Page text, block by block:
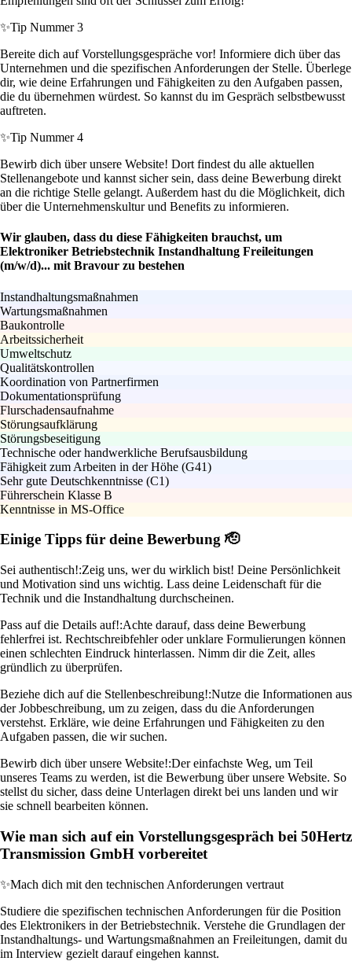
✨Tip Nummer 3
Bereite dich auf Vorstellungsgespräche vor! Informiere dich über das
Unternehmen und die spezifischen Anforderungen der Stelle. Überlege
dir, wie deine Erfahrungen und Fähigkeiten zu den Aufgaben passen,
die du übernehmen würdest. So kannst du im Gespräch selbstbewusst
auftreten.
✨Tip Nummer 4
Bewirb dich über unsere Website! Dort findest du alle aktuellen
Stellenangebote und kannst sicher sein, dass deine Bewerbung direkt
an die richtige Stelle gelangt. Außerdem hast du die Möglichkeit, dich
über die Unternehmenskultur und Benefits zu informieren.
Wir glauben, dass du diese Fähigkeiten brauchst, um
Elektroniker Betriebstechnik Instandhaltung Freileitungen
(m/w/d)... mit Bravour zu bestehen
Instandhaltungsmaßnahmen
Wartungsmaßnahmen
Baukontrolle
Arbeitssicherheit
Umweltschutz
Qualitätskontrollen
Koordination von Partnerfirmen
Dokumentationsprüfung
Flurschadensaufnahme
Störungsaufklärung
Störungsbeseitigung
Technische oder handwerkliche Berufsausbildung
Fähigkeit zum Arbeiten in der Höhe (G41)
Sehr gute Deutschkenntnisse (C1)
Führerschein Klasse B
Kenntnisse in MS-Office
Einige Tipps für deine Bewerbung 🫡
Sei authentisch!:Zeig uns, wer du wirklich bist! Deine Persönlichkeit
und Motivation sind uns wichtig. Lass deine Leidenschaft für die
Technik und die Instandhaltung durchscheinen.
Pass auf die Details auf!:Achte darauf, dass deine Bewerbung
fehlerfrei ist. Rechtschreibfehler oder unklare Formulierungen können
einen schlechten Eindruck hinterlassen. Nimm dir die Zeit, alles
gründlich zu überprüfen.
Beziehe dich auf die Stellenbeschreibung!:Nutze die Informationen aus
der Jobbeschreibung, um zu zeigen, dass du die Anforderungen
verstehst. Erkläre, wie deine Erfahrungen und Fähigkeiten zu den
Aufgaben passen, die wir suchen.
Bewirb dich über unsere Website!:Der einfachste Weg, um Teil
unseres Teams zu werden, ist die Bewerbung über unsere Website. So
stellst du sicher, dass deine Unterlagen direkt bei uns landen und wir
sie schnell bearbeiten können.
Wie man sich auf ein Vorstellungsgespräch bei 50Hertz
Transmission GmbH vorbereitet
✨Mach dich mit den technischen Anforderungen vertraut
Studiere die spezifischen technischen Anforderungen für die Position
des Elektronikers in der Betriebstechnik. Verstehe die Grundlagen der
Instandhaltungs- und Wartungsmaßnahmen an Freileitungen, damit du
im Interview gezielt darauf eingehen kannst.